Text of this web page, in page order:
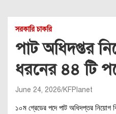
সরকারি চাকরি
পাট অধিদপ্তর
ধরনের ৪৪ টি
June 24, 2026 KFPlanet
১০ম গ্রেডের পদে পাট অধিদপ্তর নিয়োগ